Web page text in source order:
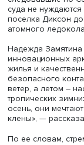
Фото: iStock